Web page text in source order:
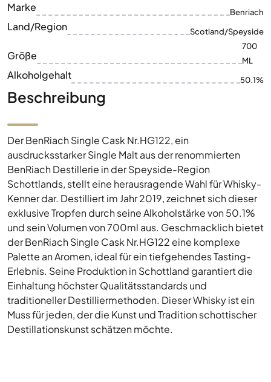
Marke Benriach
Land/Region Scotland/Speyside
Größe
700
ML
Alkoholgehalt 50.1%
Beschreibung
Der BenRiach Single Cask Nr.HG122, ein
ausdrucksstarker Single Malt aus der renommierten
BenRiach Destillerie in der Speyside-Region
Schottlands, stellt eine herausragende Wahl für Whisky-
Kenner dar. Destilliert im Jahr 2019, zeichnet sich dieser
exklusive Tropfen durch seine Alkoholstärke von 50.1%
und sein Volumen von 700ml aus. Geschmacklich bietet
der BenRiach Single Cask Nr.HG122 eine komplexe
Palette an Aromen, ideal für ein tiefgehendes Tasting-
Erlebnis. Seine Produktion in Schottland garantiert die
Einhaltung höchster Qualitätsstandards und
traditioneller Destilliermethoden. Dieser Whisky ist ein
Muss für jeden, der die Kunst und Tradition schottischer
Destillationskunst schätzen möchte.